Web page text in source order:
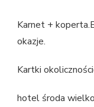
Karnet +
okazje.
Kartki
hotel środa